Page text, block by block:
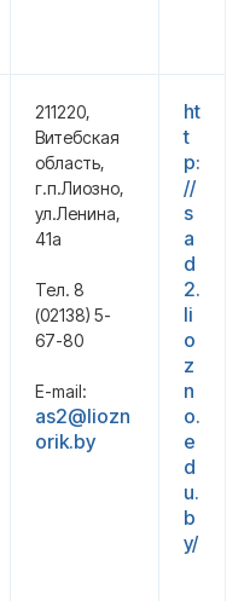
211220,
Витебская
область,
г.п.Лиозно,
ул.Ленина,
41а
Тел. 8
(02138) 5-
67-80
E-mail:
as2@liozn
orik.by
ht
t
p:
//
s
a
d
2.
li
o
z
n
o.
e
d
u.
b
y/